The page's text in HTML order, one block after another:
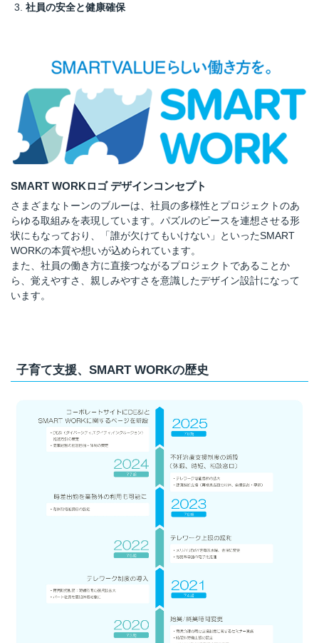
社員の安全と健康確保
SMART WORKロゴ デザインコンセプト
さまざまなトーンのブルーは、社員の多様性とプロジェクトのあ
らゆる取組みを表現しています。パズルのピースを連想させる形
状にもなっており、「誰が欠けてもいけない」といったSMART
WORKの本質や想いが込められています。
また、社員の働き方に直接つながるプロジェクトであることか
ら、覚えやすさ、親しみやすさを意識したデザイン設計になって
います。
子育て支援、SMART WORKの歴史